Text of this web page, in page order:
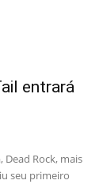
entrará
Rock, mais
seu primeiro